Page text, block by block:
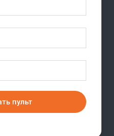
пульт